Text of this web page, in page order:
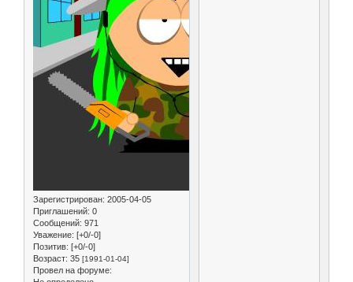
Зарегистрирован: 2005-04-05
Приглашений: 0
Сообщений: 971
Уважение: [+0/-0]
Позитив: [+0/-0]
Возраст: 35 [1991-01-04]
Провел на форуме: